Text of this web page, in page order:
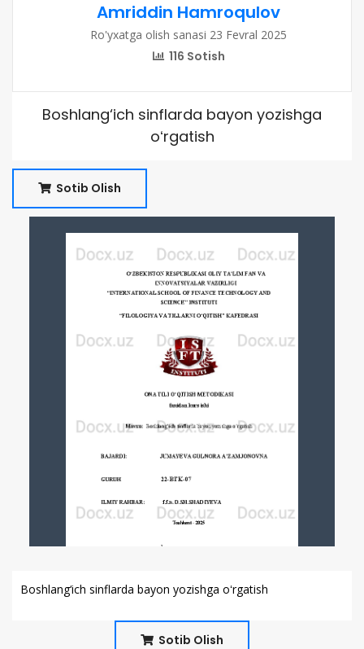
Amriddin Hamroqulov
Ro'yxatga olish sanasi 23 Fevral 2025
116 Sotish
Boshlang‘ich sinflarda bayon yozishga
oʻrgatish
Sotib Olish
Boshlang‘ich sinflarda bayon yozishga oʻrgatish
Sotib Olish